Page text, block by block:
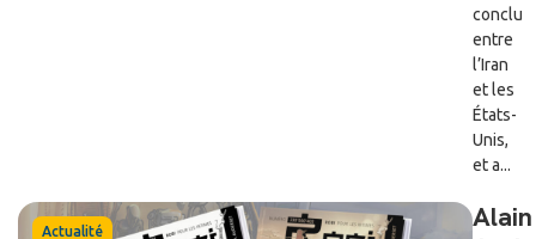
conclu
entre
l’Iran
et les
États-
Unis,
et a...
Actualité
Alain